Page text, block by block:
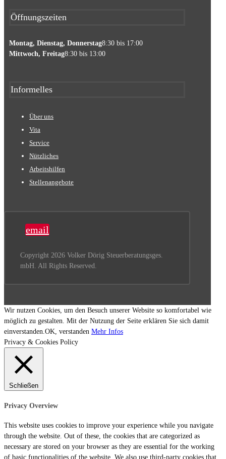
Öffnungszeiten
Montag, Dienstag, Donnerstag8:30 bis 17:00
Mittwoch, Freitag8:30 bis 13:00
Informelles
Über uns
Vita
Service
Nützliches
Arbeitshilfen
Stellenangebote
email
Copyright 2026 Volker Dörig Steuerberatungsges.
mbH. All Rights Reserved.
Wir nutzen Cookies, um den Besuch unserer Website so komfortabel wie
möglich zu gestalten. Mit der Nutzung der Seite erklären Sie sich damit
einverstanden. OK, verstanden Mehr Infos
Privacy & Cookies Policy
Schließen
Privacy Overview
This website uses cookies to improve your experience while you navigate
through the website. Out of these, the cookies that are categorized as
necessary are stored on your browser as they are essential for the working
of basic functionalities of the website. We also use third-party cookies that